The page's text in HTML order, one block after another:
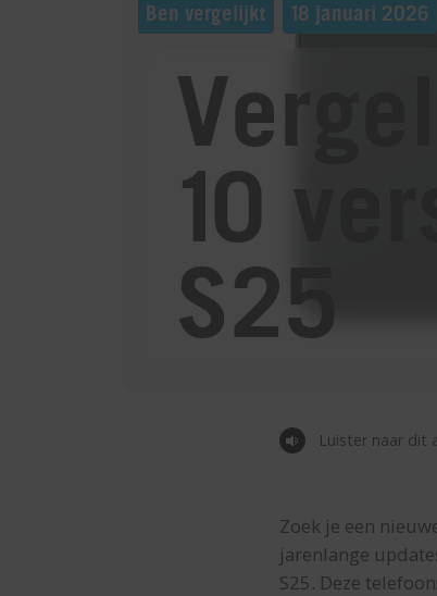
Ben vergelijkt 18 januari 2026
10
S25
Luister naar dit
Zoek je een
jarenlange
S25. Deze